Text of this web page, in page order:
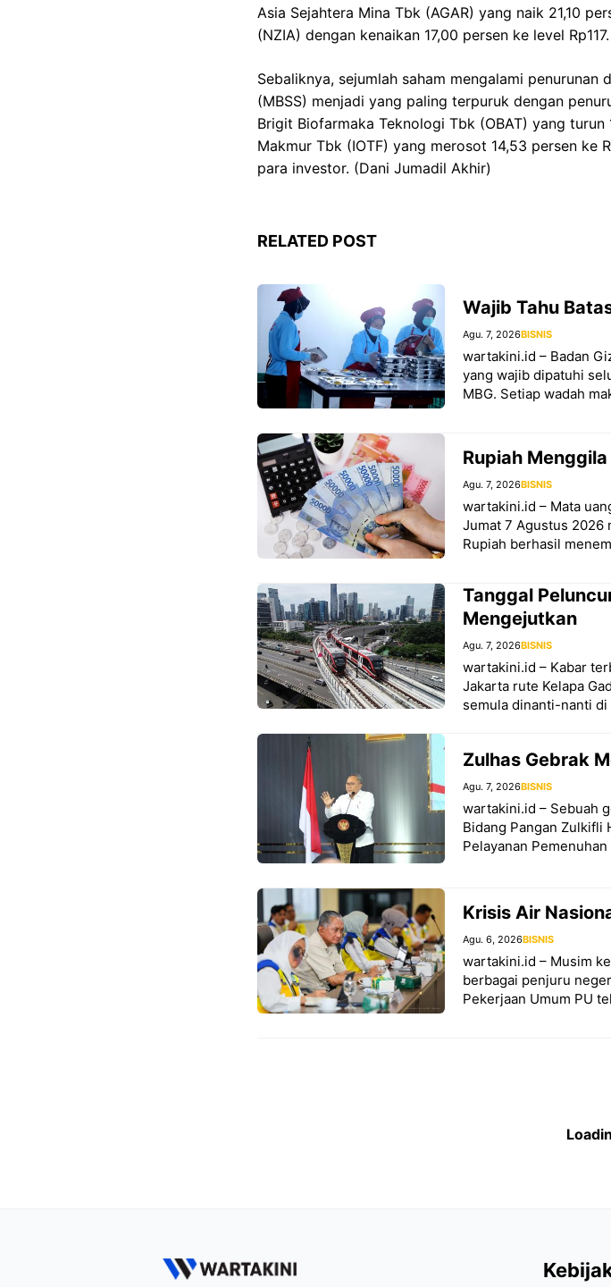
Asia Sejahtera Mina Tbk (AGAR) yang naik 21,10
(NZIA) dengan kenaikan 17,00 persen ke level Rp117.
Sebaliknya, sejumlah saham mengalami
(MBSS) menjadi yang paling terpuruk dengan
Brigit Biofarmaka Teknologi Tbk (OBAT) yang
Makmur Tbk (IOTF) yang merosot 14,53 persen ke
para investor. (Dani Jumadil Akhir)
RELATED POST
Wajib Tahu
Agu. 7, 2026BISNIS
wartakini.id – Badan
yang wajib dipatuhi
MBG. Setiap wadah
Rupiah
Agu. 7, 2026BISNIS
wartakini.id – Mata
Jumat 7 Agustus 2026
Rupiah berhasil
Tanggal
Mengejutkan
Agu. 7, 2026BISNIS
wartakini.id – Kabar
Jakarta rute Kelapa
semula dinanti-nanti di
Zulhas Gebrak
Agu. 7, 2026BISNIS
wartakini.id – Sebuah
Bidang Pangan Zulkifli
Pelayanan
Krisis Air
Agu. 6, 2026BISNIS
wartakini.id – Musim
berbagai penjuru
Pekerjaan Umum PU